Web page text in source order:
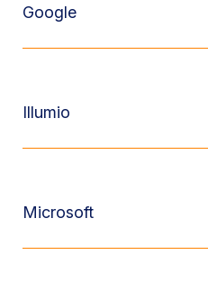
Google
Illumio
Microsoft